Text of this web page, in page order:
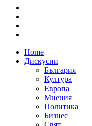
Home
Дискусии
България
Култура
Европа
Мнения
Политика
Бизнес